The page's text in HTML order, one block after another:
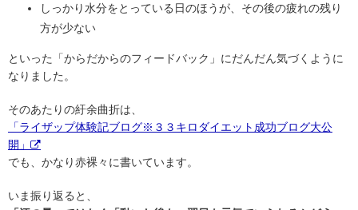
しっかり水分をとっている日のほうが、その後の疲れの残り
方が少ない
といった「からだからのフィードバック」にだんだん気づくように
なりました。
そのあたりの紆余曲折は、
「ライザップ体験記ブログ※３３キロダイエット成功ブログ大公
開」
でも、かなり赤裸々に書いています。
いま振り返ると、